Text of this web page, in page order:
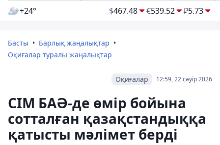
+24° $467.48 €539.52 ₽5.73
Басты
Барлық жаңалықтар
Оқиғалар туралы жаңалықтар
12:59, 22 сәуір 2026
Оқиғалар
СІМ БАӘ-де өмір бойына
сотталған қазақстандыққа
қатысты мәлімет берді